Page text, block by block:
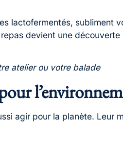
lactofermentés, subliment
devient une
atelier ou votre balade
agir pour la planète.